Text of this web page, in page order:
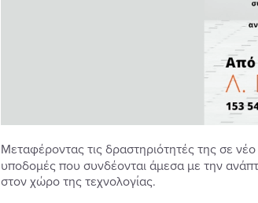
Μεταφέροντας τις δραστηριότητές της σε
υποδομές που συνδέονται άμεσα με την
στον χώρο της τεχνολογίας.